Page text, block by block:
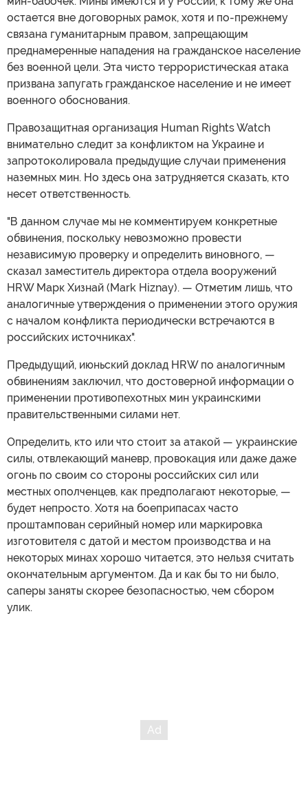
остается вне договорных рамок, хотя и по-прежнему
связана гуманитарным правом, запрещающим
преднамеренные нападения на гражданское население
без военной цели. Эта чисто террористическая атака
призвана запугать гражданское население и не имеет
военного обоснования.
Правозащитная организация Human Rights Watch
внимательно следит за конфликтом на Украине и
запротоколировала предыдущие случаи применения
наземных мин. Но здесь она затрудняется сказать, кто
несет ответственность.
"В данном случае мы не комментируем конкретные
обвинения, поскольку невозможно провести
независимую проверку и определить виновного, —
сказал заместитель директора отдела вооружений
HRW Марк Хизнай (Mark Hiznay). — Отметим лишь, что
аналогичные утверждения о применении этого оружия
с началом конфликта периодически встречаются в
российских источниках".
Предыдущий, июньский доклад HRW по аналогичным
обвинениям заключил, что достоверной информации о
применении противопехотных мин украинскими
правительственными силами нет.
Определить, кто или что стоит за атакой — украинские
силы, отвлекающий маневр, провокация или даже даже
огонь по своим со стороны российских сил или
местных ополченцев, как предполагают некоторые, —
будет непросто. Хотя на боеприпасах часто
проштампован серийный номер или маркировка
изготовителя с датой и местом производства и на
некоторых минах хорошо читается, это нельзя считать
окончательным аргументом. Да и как бы то ни было,
саперы заняты скорее безопасностью, чем сбором
улик.